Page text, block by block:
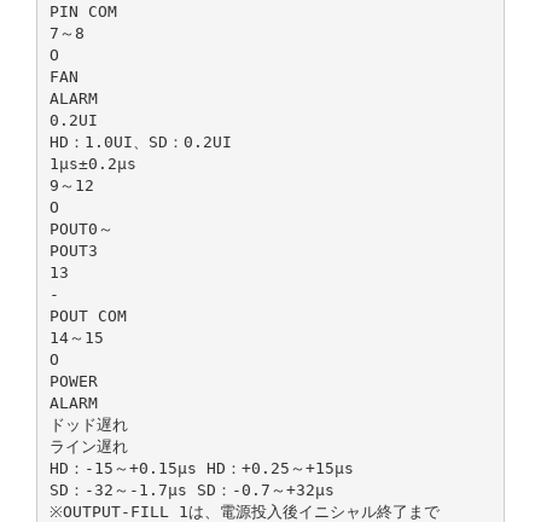
PIN COM
7～8
O
FAN
ALARM
0.2UI
HD：1.0UI、SD：0.2UI
1μs±0.2μs
9～12
O
POUT0～
POUT3
13
-
POUT COM
14～15
O
POWER
ALARM
ドッド遅れ
ライン遅れ
HD：-15～+0.15μs HD：+0.25～+15μs
SD：-32～-1.7μs SD：-0.7～+32μs
※OUTPUT-FILL 1は、電源投入後イニシャル終了まで